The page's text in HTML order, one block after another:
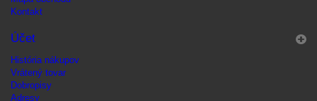
Kontakt
Účet
História nákupov
Vrátený tovar
Dobropisy
Adresy